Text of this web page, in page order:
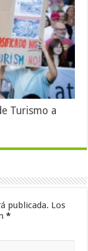
Turismo a
publicada. Los
*